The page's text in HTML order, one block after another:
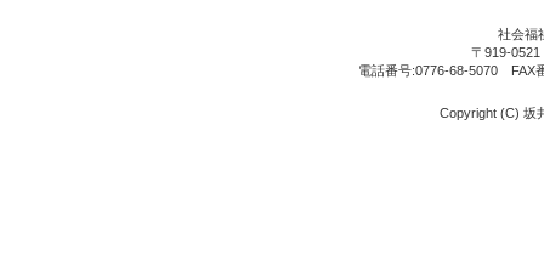
社会福
〒919-
電話番号:0776-68-5070
Copyright (C) 坂